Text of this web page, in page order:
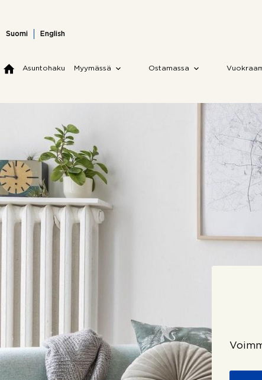
content
Suomi English
Asuntohaku Myymässä Ostamassa